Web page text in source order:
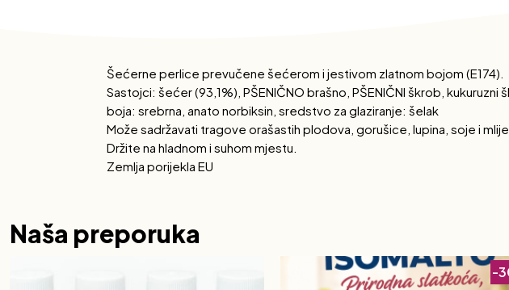
Šećerne perlice prevučene šećerom i jestivom zlatnom bojom (E174).
Sastojci: šećer (93,1%), PŠENIČNO brašno, PŠENIČNI škrob,
boja: srebrna, anato norbiksin, sredstvo za glaziranje: šelak
Može sadržavati tragove orašastih plodova, gorušice, lupina, soje i
Držite na hladnom i suhom mjestu.
Zemlja porijekla EU
Naša preporuka
-